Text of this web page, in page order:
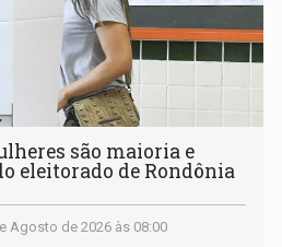
são maioria e
eleitorado de Rondônia
Agosto de 2026 às 08:00